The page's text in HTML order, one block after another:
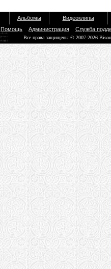
Альбомы
Видеоклипы
Помощь Администрация Служба
Все права защищены © 2007-2026